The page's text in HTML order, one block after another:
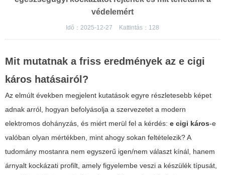
védelemért
Idő：2025-12-27 Kattintás： 128
Mit mutatnak a friss eredmények az e cigi
káros hatásairól?
Az elmúlt években megjelent kutatások egyre részletesebb képet
adnak arról, hogyan befolyásolja a szervezetet a modern
elektromos dohányzás, és miért merül fel a kérdés: e cigi káros‑e
valóban olyan mértékben, mint ahogy sokan feltételezik? A
tudomány mostanra nem egyszerű igen/nem választ kínál, hanem
árnyalt kockázati profilt, amely figyelembe veszi a készülék típusát,